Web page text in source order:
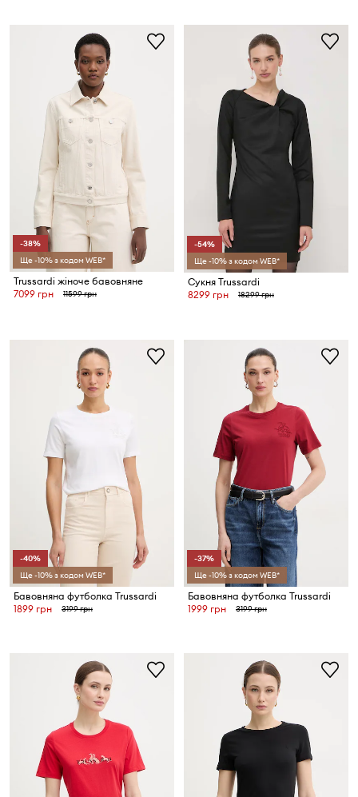
-38%
Ще -10% з кодом WEB*
Trussardi жіноче бавовняне
7099 грн
11599 грн
-54%
Ще -10% з кодом WEB*
Сукня Trussardi
8299 грн
18299 грн
-40%
Ще -10% з кодом WEB*
Бавовняна футболка Trussardi
1899 грн
3199 грн
-37%
Ще -10% з кодом WEB*
Бавовняна футболка Trussardi
1999 грн
3199 грн